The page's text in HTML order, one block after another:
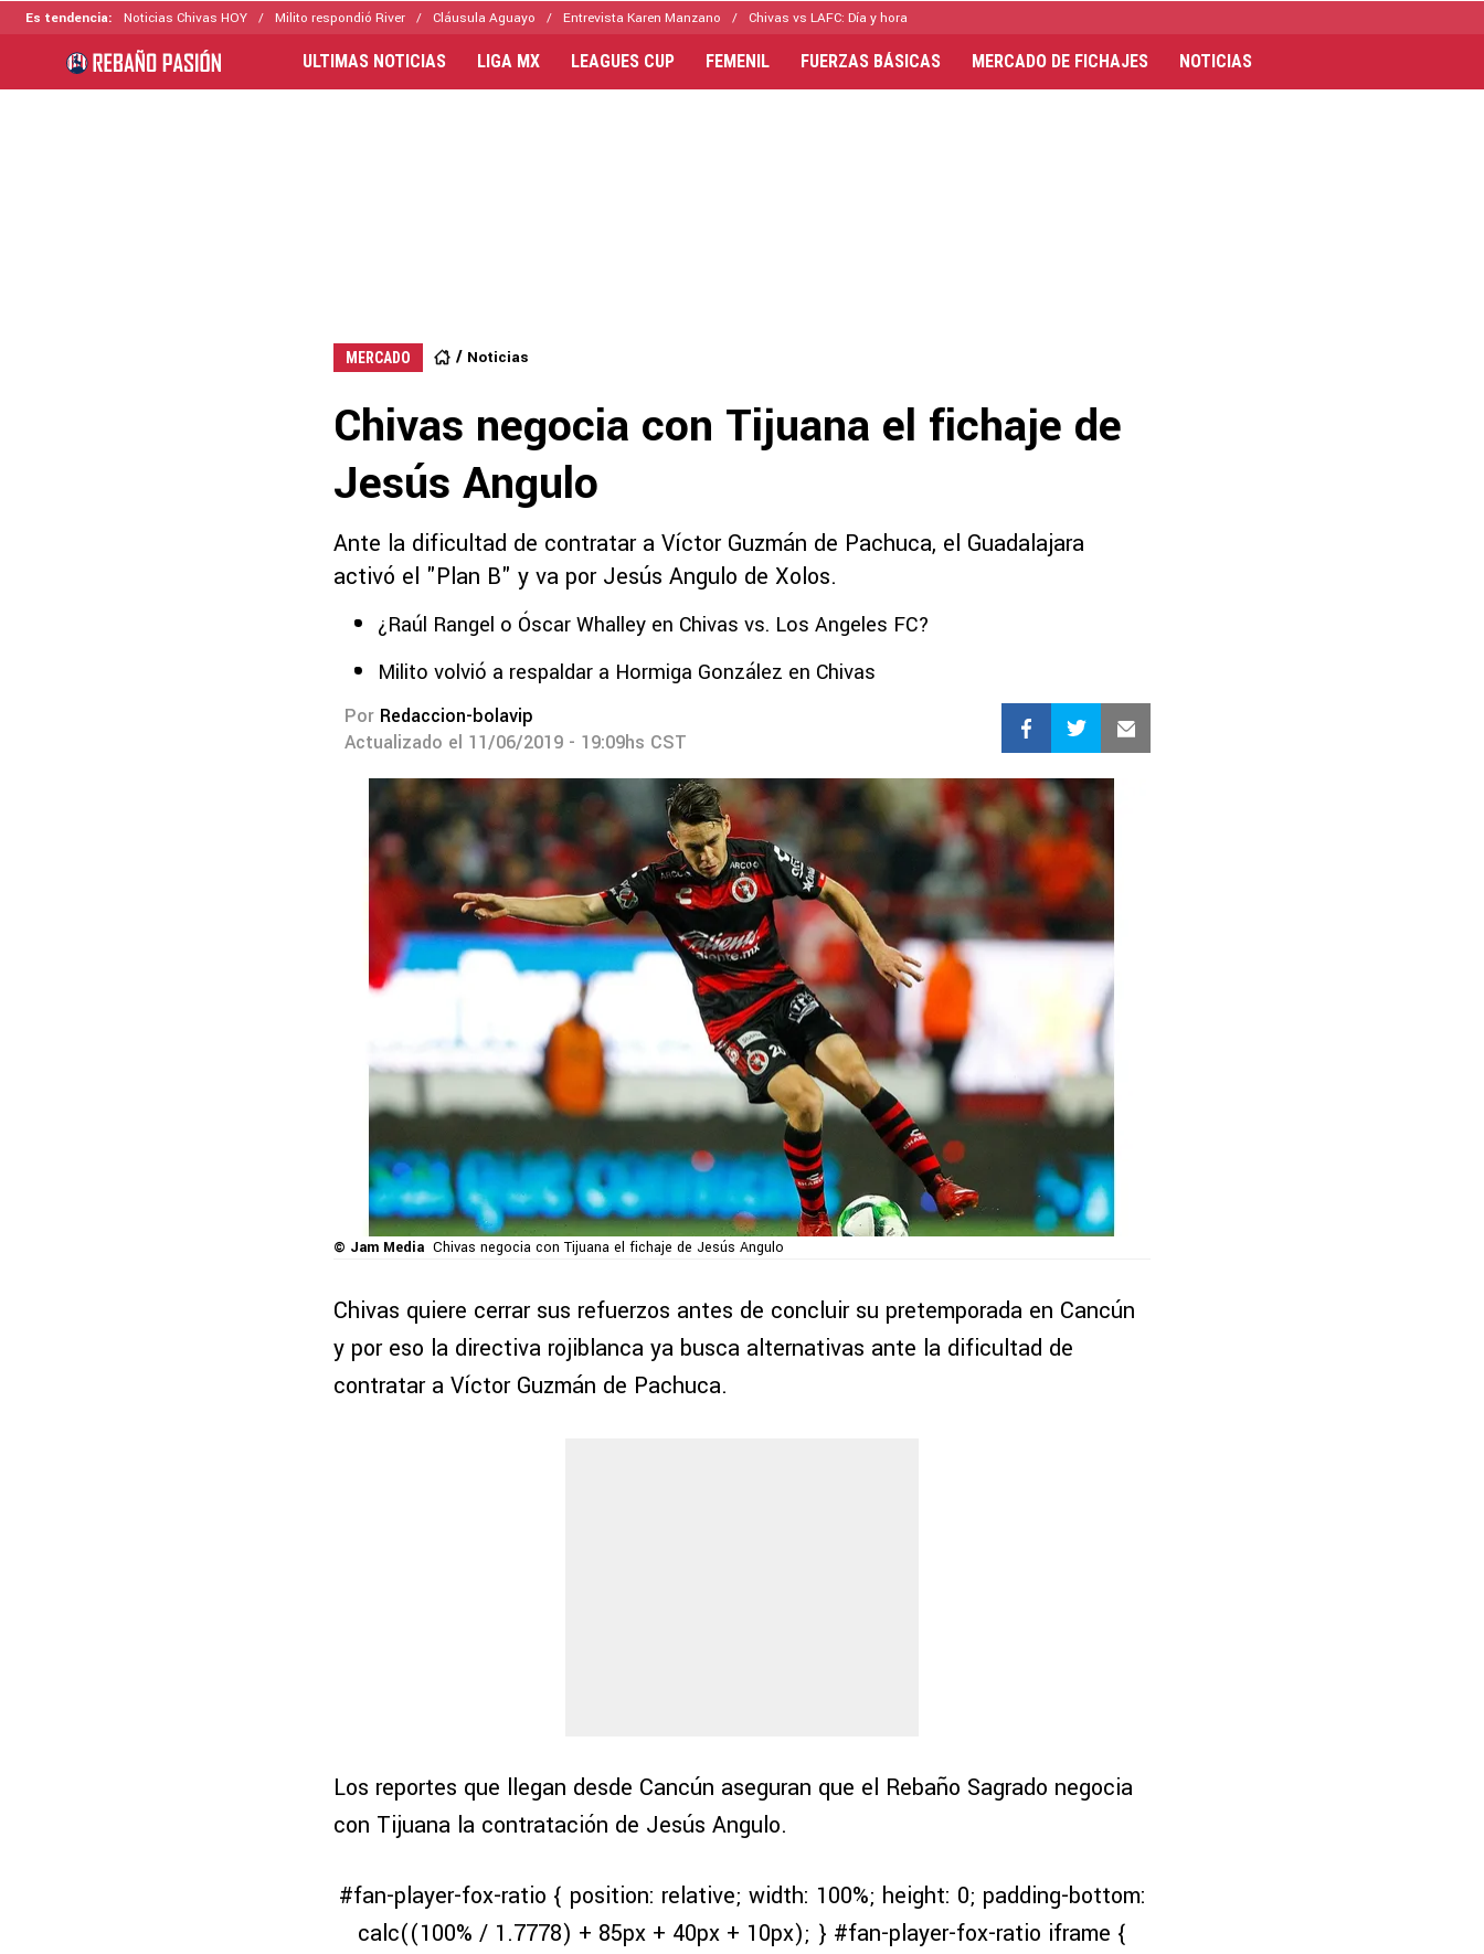
Es tendencia: Noticias Chivas HOY Milito respondió River Cláusula Aguayo Entrevista Karen Manzano Chivas vs LAFC: Día y hora
ULTIMAS NOTICIAS LIGA MX LEAGUES CUP FEMENIL FUERZAS BÁSICAS MERCADO DE FICHAJES NOTICIAS
MERCADO Noticias
Chivas negocia con Tijuana el fichaje de
Jesús Angulo
Ante la dificultad de contratar a Víctor Guzmán de Pachuca, el Guadalajara
activó el "Plan B" y va por Jesús Angulo de Xolos.
¿Raúl Rangel o Óscar Whalley en Chivas vs. Los Angeles FC?
Milito volvió a respaldar a Hormiga González en Chivas
Por Redaccion-bolavip
Actualizado el 11/06/2019 - 19:09hs CST
© Jam Media Chivas negocia con Tijuana el fichaje de Jesús Angulo
Chivas quiere cerrar sus refuerzos antes de concluir su pretemporada en Cancún
y por eso la directiva rojiblanca ya busca alternativas ante la dificultad de
contratar a Víctor Guzmán de Pachuca.
Los reportes que llegan desde Cancún aseguran que el Rebaño Sagrado negocia
con Tijuana la contratación de Jesús Angulo.
#fan-player-fox-ratio { position: relative; width: 100%; height: 0; padding-bottom:
calc((100% / 1.7778) + 85px + 40px + 10px); } #fan-player-fox-ratio iframe {